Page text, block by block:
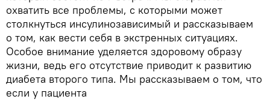
охватить все проблемы, с которыми может
столкнуться инсулинозависимый и рассказываем
о том, как вести себя в экстренных ситуациях.
Особое внимание уделяется здоровому образу
жизни, ведь его отсутствие приводит к развитию
диабета второго типа. Мы рассказываем о том, что
если у пациента